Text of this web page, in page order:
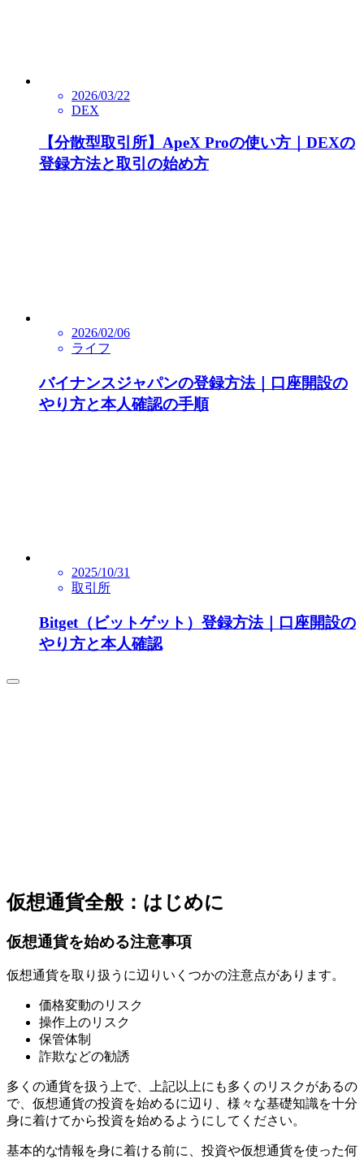
2026/03/22
DEX
【分散型取引所】ApeX Proの使い方｜DEXの
登録方法と取引の始め方
2026/02/06
ライフ
バイナンスジャパンの登録方法｜口座開設の
やり方と本人確認の手順
2025/10/31
取引所
Bitget（ビットゲット）登録方法｜口座開設の
やり方と本人確認
仮想通貨全般：はじめに
仮想通貨を始める注意事項
仮想通貨を取り扱うに辺りいくつかの注意点があります。
価格変動のリスク
操作上のリスク
保管体制
詐欺などの勧誘
多くの通貨を扱う上で、上記以上にも多くのリスクがあるの
で、仮想通貨の投資を始めるに辺り、様々な基礎知識を十分
身に着けてから投資を始めるようにしてください。
基本的な情報を身に着ける前に、投資や仮想通貨を使った何